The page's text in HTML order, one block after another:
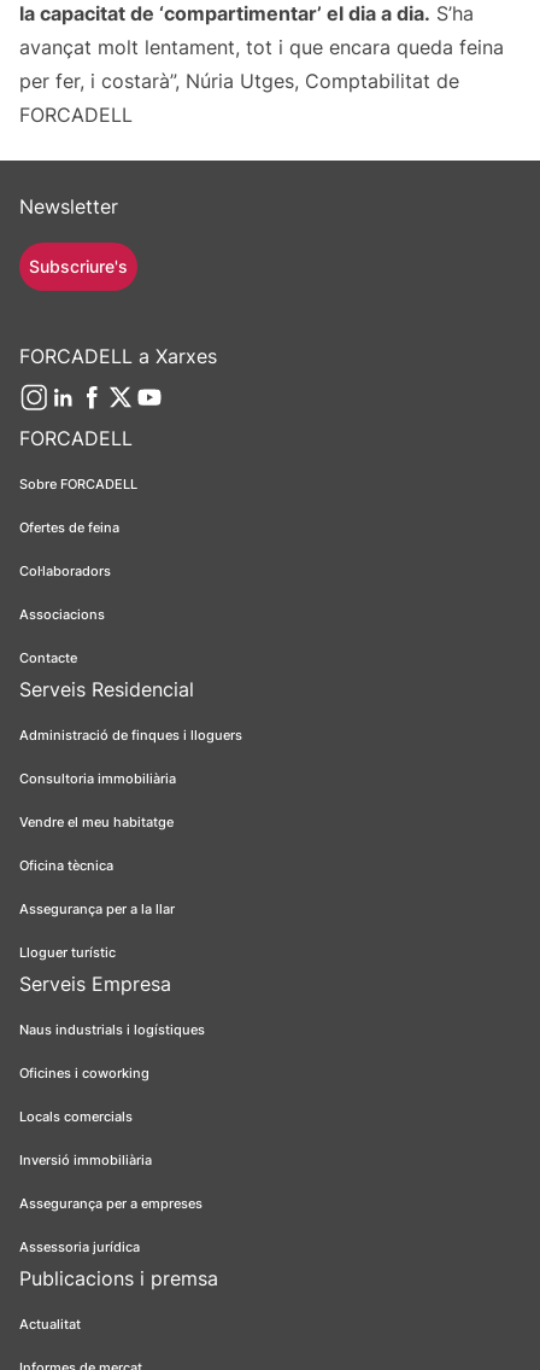
la capacitat de ‘compartimentar’ el dia a dia. S’ha
avançat molt lentament, tot i que encara queda feina
per fer, i costarà”, Núria Utges, Comptabilitat de
FORCADELL
FORCADELL
Sobre FORCADELL
Ofertes de feina
Col·laboradors
Associacions
Contacte
Serveis Residencial
Administració de finques i lloguers
Consultoria immobiliària
Vendre el meu habitatge
Oficina tècnica
Assegurança per a la llar
Lloguer turístic
Serveis Empresa
Naus industrials i logístiques
Oficines i coworking
Locals comercials
Inversió immobiliària
Assegurança per a empreses
Assessoria jurídica
Publicacions i premsa
Actualitat
Newsletter
Subscriure's
FORCADELL a Xarxes